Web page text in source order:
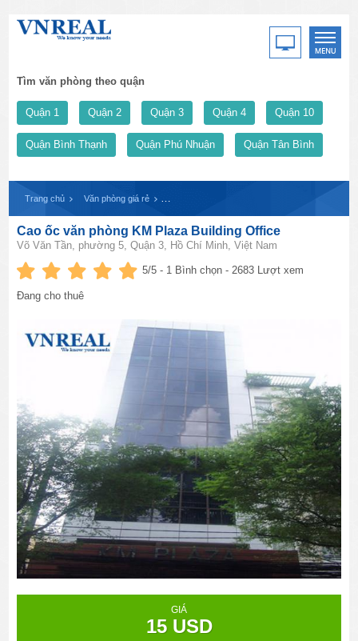
Tìm văn phòng theo quận
Quận 1 Quận 2 Quận 3 Quận 4 Quận 10
Quận Bình Thạnh Quận Phú Nhuận Quận Tân Bình
Trang chủ Văn phòng giá rẻ
Cao ốc văn phòng KM Plaza Building Office
Võ Văn Tần, phường 5, Quận 3, Hồ Chí Minh, Việt Nam
5/5 - 1 Bình chọn - 2683 Lượt xem
Đang cho thuê
GIÁ
15 USD